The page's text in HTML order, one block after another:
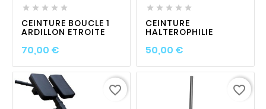
    
CEINTURE BOUCLE 1
ARDILLON ETROITE
70,00 €Prix
    
CEINTURE
HALTEROPHILIE
50,00 €Prix
favorite_border favorite_border